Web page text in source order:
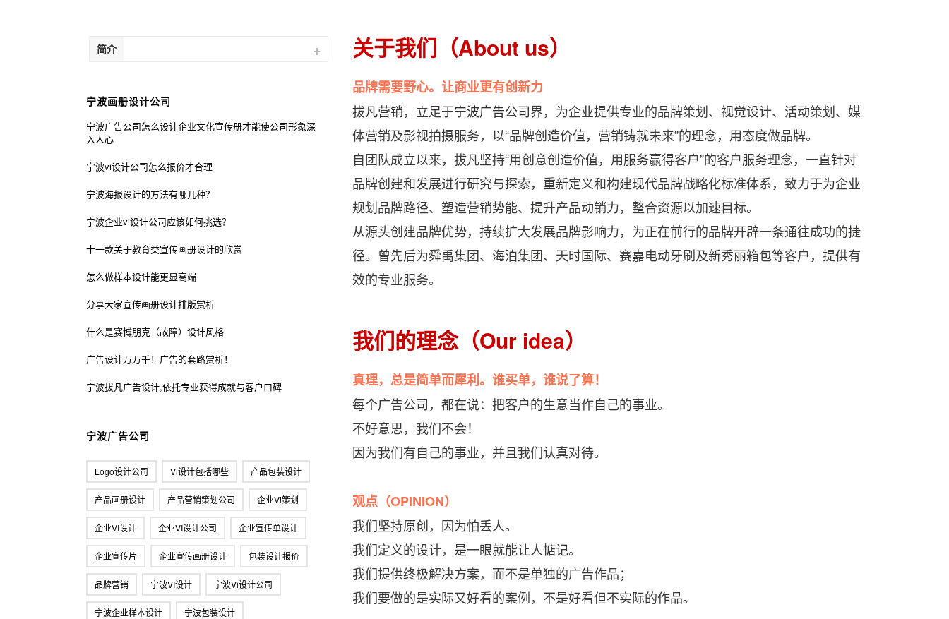
将而无谋，兵之大忌。
信服，使军队内部团结一
护，拥有好的名誉。也就
简介
宁波画册设计公司
宁波广告公司怎么设计企业文化宣传册才能使公司形象深
入人心
宁波vi设计公司怎么报价才合理
宁波海报设计的方法有哪几种？
宁波企业vi设计公司应该如何挑选？
十一款关于教育类宣传画册设计的欣赏
怎么做样本设计能更显高端
分享大家宣传画册设计排版赏析
什么是赛博朋克（故障）设计风格
广告设计万万千！广告的套路赏析！
宁波拔凡广告设计,依托专业获得成就与客户口碑
宁波广告公司
Logo设计公司 Vi设计包括哪些 产品包装设计
产品画册设计 产品营销策划公司 企业vi策划
企业VI设计 企业VI设计公司 企业宣传单设计
企业宣传片 企业宣传画册设计 包装设计报价
品牌营销 宁波VI设计 宁波vi设计公司
宁波企业样本设计 宁波包装设计
关于我们（About us）
品牌需要野心。让商业更有创新力
拔凡营销，立足于宁波广告公司界，为企业提供专业的品牌策划、视觉设计、活动策划、媒
体营销及影视拍摄服务，以“品牌创造价值，营销铸就未来”的理念，用态度做品牌。
自团队成立以来，拔凡坚持“用创意创造价值，用服务赢得客户”的客户服务理念，一直针对
品牌创建和发展进行研究与探索，重新定义和构建现代品牌战略化标准体系，致力于为企业
规划品牌路径、塑造营销势能、提升产品动销力，整合资源以加速目标。
从源头创建品牌优势，持续扩大发展品牌影响力，为正在前行的品牌开辟一条通往成功的捷
径。曾先后为舜禹集团、海泊集团、天时国际、赛嘉电动牙刷及新秀丽箱包等客户，提供有
效的专业服务。
我们的理念（Our idea）
真理，总是简单而犀利。谁买单，谁说了算！
每个广告公司，都在说：把客户的生意当作自己的事业。
不好意思，我们不会！
因为我们有自己的事业，并且我们认真对待。
观点（OPINION）
我们坚持原创，因为怕丢人。
我们定义的设计，是一眼就能让人惦记。
我们提供终极解决方案，而不是单独的广告作品；
我们要做的是实际又好看的案例，不是好看但不实际的作品。